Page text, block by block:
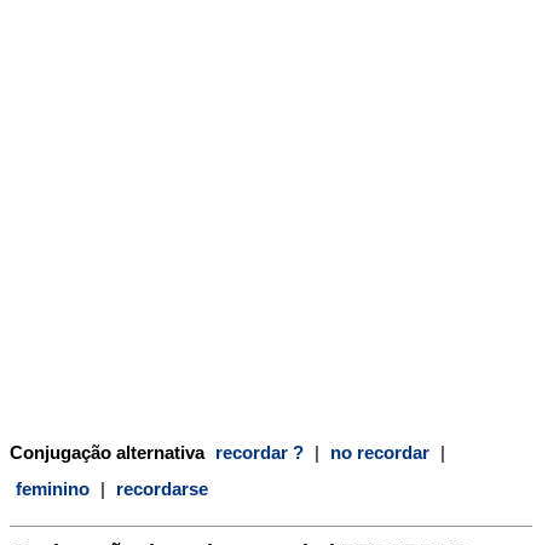
Conjugação alternativa recordar ? | no recordar |
feminino | recordarse